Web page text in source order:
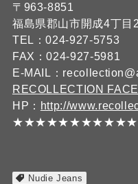
〒963-8851
福島県郡山市開成4丁目
TEL：024-927-5753
FAX：024-927-5981
E-MAIL：
RECOLLECTION
HP： http://
Nudie Jeans